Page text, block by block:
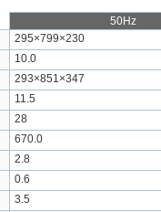
50Hz
295×799×230
10.0
293×851×347
11.5
28
670.0
2.8
0.6
3.5